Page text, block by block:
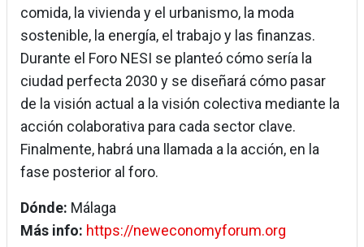
comida, la vivienda y el urbanismo, la moda
sostenible, la energía, el trabajo y las finanzas.
Durante el Foro NESI se planteó cómo sería la
ciudad perfecta 2030 y se diseñará cómo pasar
de la visión actual a la visión colectiva mediante la
acción colaborativa para cada sector clave.
Finalmente, habrá una llamada a la acción, en la
fase posterior al foro.
Dónde: Málaga
Más info: https://neweconomyforum.org